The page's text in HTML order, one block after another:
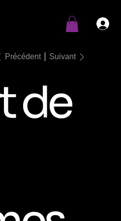
Précédent Suivant
de